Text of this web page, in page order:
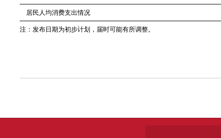
居民人均消费支出情况
注：发布日期为初步计划，届时可能有所调整。